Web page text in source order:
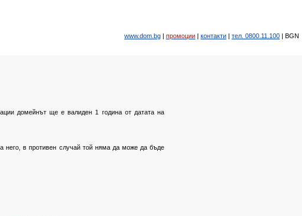
www.dom.bg | промоции | контакти | тел. 0800.11.100 | BGN
домейнът ще е валиден 1 година от датата на
него, в противен случай той няма да може да бъде